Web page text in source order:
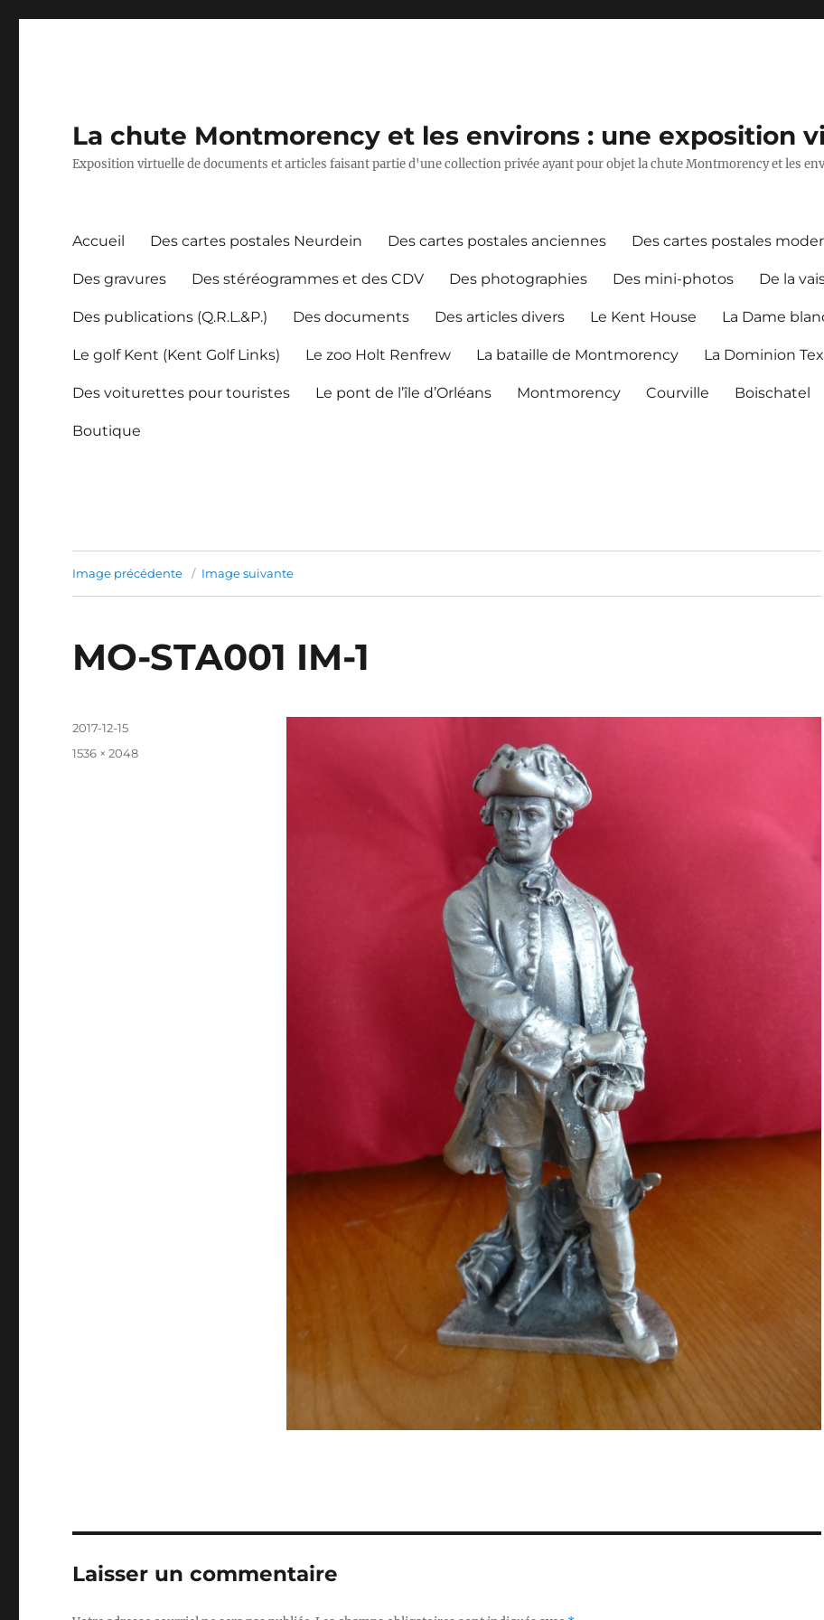
La chute Montmorency et les environs : une exposition
Exposition virtuelle de documents et articles faisant partie d'une collection privée ayant pour objet la chute Montmorency et les
Accueil Des cartes postales Neurdein Des cartes postales anciennes Des cartes postales
Des gravures Des stéréogrammes et des CDV Des photographies Des mini-photos De la
Des publications (Q.R.L.&P.) Des documents Des articles divers Le Kent House La Dame
Le golf Kent (Kent Golf Links) Le zoo Holt Renfrew La bataille de Montmorency La Dominion
Des voiturettes pour touristes Le pont de l’île d’Orléans Montmorency Courville Boischatel
Boutique
Image précédente Image suivante
MO-STA001 IM-1
Publié
2017-12-15
Taille
1536 × 2048
Laisser un commentaire